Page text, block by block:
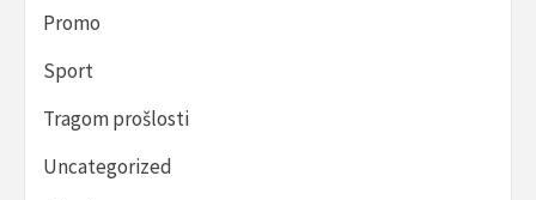
Promo
Sport
Tragom prošlosti
Uncategorized